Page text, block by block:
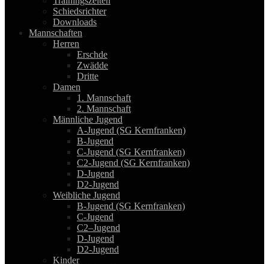
Schiedsrichter
Downloads
Mannschaften
Herren
Erschde
Zwädde
Dritte
Damen
1. Mannschaft
2. Mannschaft
Männliche Jugend
A-Jugend (SG Kernfranken)
B-Jugend
C-Jugend (SG Kernfranken)
C2-Jugend (SG Kernfranken)
D-Jugend
D2-Jugend
Weibliche Jugend
B-Jugend (SG Kernfranken)
C-Jugend
C2–Jugend
D-Jugend
D2-Jugend
Kinder